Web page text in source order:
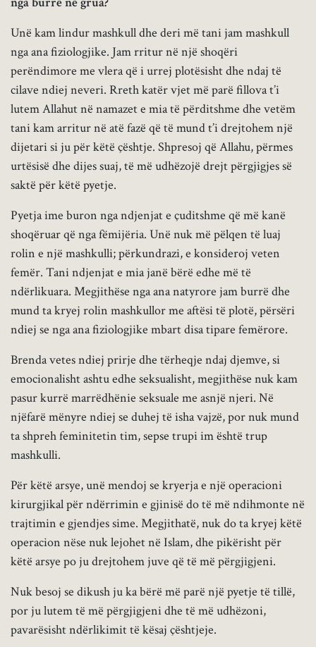
Unë kam lindur mashkull dhe deri më tani jam mashkull
nga ana fiziologjike. Jam rritur në një shoqëri
perëndimore me vlera që i urrej plotësisht dhe ndaj të
cilave ndiej neveri. Rreth katër vjet më parë fillova t’i
lutem Allahut në namazet e mia të përditshme dhe vetëm
tani kam arritur në atë fazë që të mund t’i drejtohem një
dijetari si ju për këtë çështje. Shpresoj që Allahu, përmes
urtësisë dhe dijes suaj, të më udhëzojë drejt përgjigjes së
saktë për këtë pyetje.
Pyetja ime buron nga ndjenjat e çuditshme që më kanë
shoqëruar që nga fëmijëria. Unë nuk më pëlqen të luaj
rolin e një mashkulli; përkundrazi, e konsideroj veten
femër. Tani ndjenjat e mia janë bërë edhe më të
ndërlikuara. Megjithëse nga ana natyrore jam burrë dhe
mund ta kryej rolin mashkullor me aftësi të plotë, përsëri
ndiej se nga ana fiziologjike mbart disa tipare femërore.
Brenda vetes ndiej prirje dhe tërheqje ndaj djemve, si
emocionalisht ashtu edhe seksualisht, megjithëse nuk kam
pasur kurrë marrëdhënie seksuale me asnjë njeri. Në
njëfarë mënyre ndiej se duhej të isha vajzë, por nuk mund
ta shpreh feminitetin tim, sepse trupi im është trup
mashkulli.
Për këtë arsye, unë mendoj se kryerja e një operacioni
kirurgjikal për ndërrimin e gjinisë do të më ndihmonte në
trajtimin e gjendjes sime. Megjithatë, nuk do ta kryej këtë
operacion nëse nuk lejohet në Islam, dhe pikërisht për
këtë arsye po ju drejtohem juve që të më përgjigjeni.
Nuk besoj se dikush ju ka bërë më parë një pyetje të tillë,
por ju lutem të më përgjigjeni dhe të më udhëzoni,
pavarësisht ndërlikimit të kësaj çështjeje.